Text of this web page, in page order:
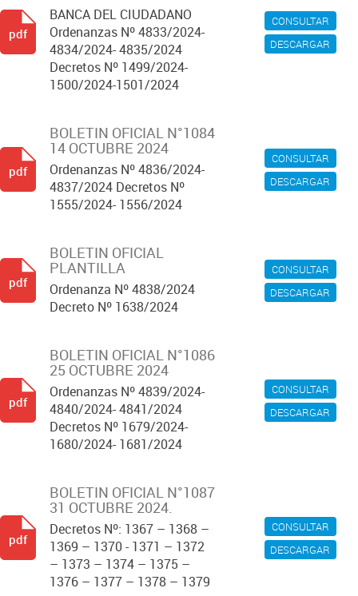
CONSULTAR
DESCARGAR
BANCA DEL CIUDADANO
Ordenanzas Nº 4833/2024-
4834/2024- 4835/2024
Decretos Nº 1499/2024-
1500/2024-1501/2024
pdf
CONSULTAR
DESCARGAR
BOLETIN OFICIAL N°1084
14 OCTUBRE 2024
Ordenanzas Nº 4836/2024-
4837/2024 Decretos Nº
1555/2024- 1556/2024
pdf
CONSULTAR
DESCARGAR
BOLETIN OFICIAL
PLANTILLA
Ordenanza Nº 4838/2024
Decreto Nº 1638/2024
pdf
CONSULTAR
DESCARGAR
BOLETIN OFICIAL N°1086
25 OCTUBRE 2024
Ordenanzas Nº 4839/2024-
4840/2024- 4841/2024
Decretos Nº 1679/2024-
1680/2024- 1681/2024
pdf
CONSULTAR
DESCARGAR
BOLETIN OFICIAL N°1087
31 OCTUBRE 2024.
Decretos Nº: 1367 – 1368 –
1369 – 1370 - 1371 – 1372
– 1373 – 1374 – 1375 –
1376 – 1377 – 1378 – 1379
pdf